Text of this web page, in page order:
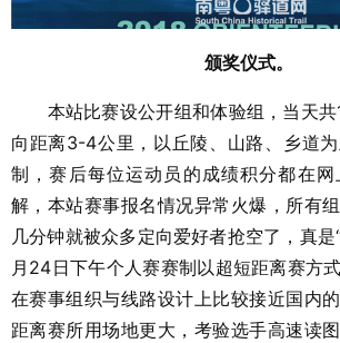
颁奖仪式。
本站比赛设公开组和体验组，当天共
向距离3-4公里，以丘陵、山路、乡道
制，赛后每位运动员的成绩积分都在
解，本站赛事报名情况异常火爆，所有
几分钟就被众多定向爱好者抢空了，真是
月24日下午个人赛赛制以超短距离赛方
在赛事组织与线路设计上比较接近国内
距离赛所用场地更大，考验选手高速读